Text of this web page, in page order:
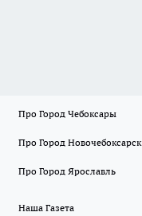
Про Город Чебоксары
Про Город Новочебоксарск
Про Город Ярославль
Наша Газета